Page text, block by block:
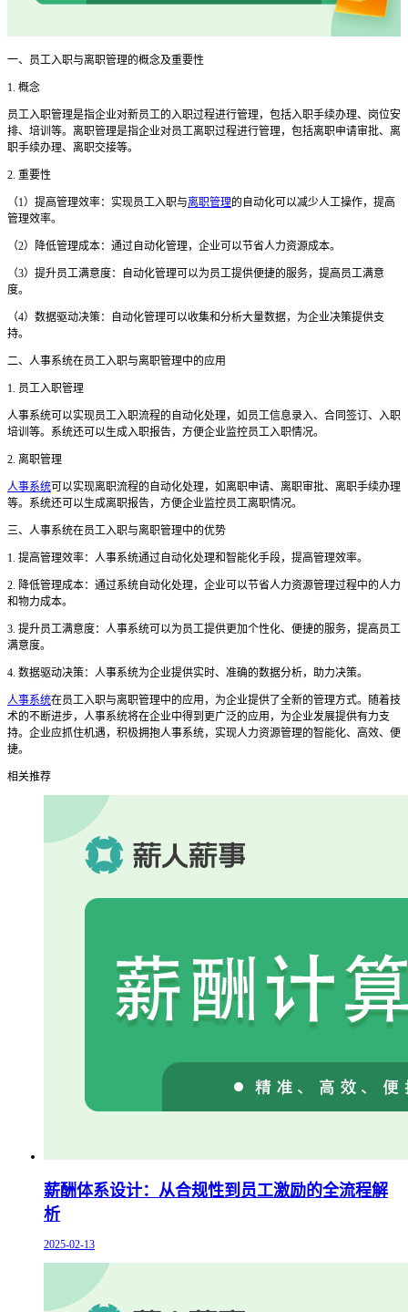
一、员工入职与离职管理的概念及重要性
1. 概念
员工入职管理是指企业对新员工的入职过程进行管理，包括入职手续办理、岗位安
排、培训等。离职管理是指企业对员工离职过程进行管理，包括离职申请审批、离
职手续办理、离职交接等。
2. 重要性
（1）提高管理效率：实现员工入职与离职管理的自动化可以减少人工操作，提高
管理效率。
（2）降低管理成本：通过自动化管理，企业可以节省人力资源成本。
（3）提升员工满意度：自动化管理可以为员工提供便捷的服务，提高员工满意
度。
（4）数据驱动决策：自动化管理可以收集和分析大量数据，为企业决策提供支
持。
二、人事系统在员工入职与离职管理中的应用
1. 员工入职管理
人事系统可以实现员工入职流程的自动化处理，如员工信息录入、合同签订、入职
培训等。系统还可以生成入职报告，方便企业监控员工入职情况。
2. 离职管理
人事系统可以实现离职流程的自动化处理，如离职申请、离职审批、离职手续办理
等。系统还可以生成离职报告，方便企业监控员工离职情况。
三、人事系统在员工入职与离职管理中的优势
1. 提高管理效率：人事系统通过自动化处理和智能化手段，提高管理效率。
2. 降低管理成本：通过系统自动化处理，企业可以节省人力资源管理过程中的人力
和物力成本。
3. 提升员工满意度：人事系统可以为员工提供更加个性化、便捷的服务，提高员工
满意度。
4. 数据驱动决策：人事系统为企业提供实时、准确的数据分析，助力决策。
人事系统在员工入职与离职管理中的应用，为企业提供了全新的管理方式。随着技
术的不断进步，人事系统将在企业中得到更广泛的应用，为企业发展提供有力支
持。企业应抓住机遇，积极拥抱人事系统，实现人力资源管理的智能化、高效、便
捷。
相关推荐
薪酬体系设计：从合规性到员工激励的全流程解
析
2025-02-13